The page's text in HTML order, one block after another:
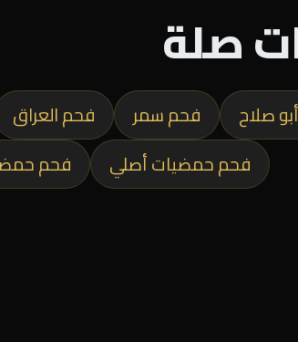
صلة
صلاح فحم سمر فحم العراق
فحم حمضيات أصلي
فحم